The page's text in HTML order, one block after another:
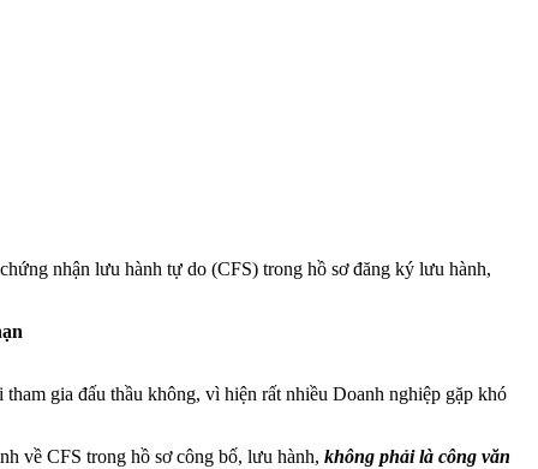
nhận lưu hành tự do (CFS) trong hồ sơ đăng ký lưu hành,
gia đấu thầu không, vì hiện rất nhiều Doanh nghiệp gặp khó
về CFS trong hồ sơ công bố, lưu hành, không phải là công văn